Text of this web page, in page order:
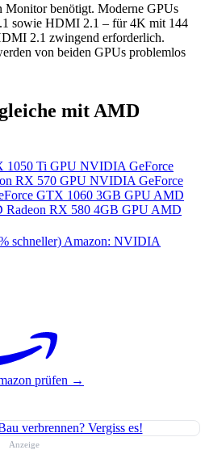
Monitor benötigt. Moderne GPUs
sowie HDMI 2.1 – für 4K mit 144
2.1 zwingend erforderlich.
von beiden GPUs problemlos
mit AMD
1050 Ti GPU NVIDIA GeForce
RX 570 GPU NVIDIA GeForce
GTX 1060 3GB GPUAMD
Radeon RX 580 4GB GPUAMD
schneller)Amazon: NVIDIA
prüfen →
Anzeige